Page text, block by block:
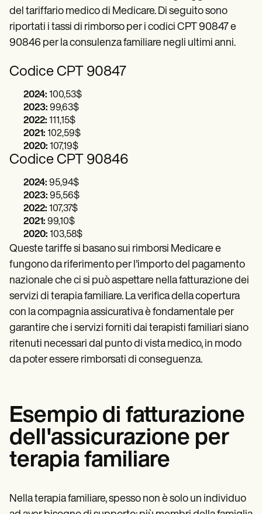
del tariffario medico di Medicare. Di seguito sono
riportati i tassi di rimborso per i codici CPT 90847 e
90846 per la consulenza familiare negli ultimi anni.
Codice CPT 90847
2024: 100,53$
2023: 99,63$
2022: 111,15$
2021: 102,59$
2020: 107,19$
Codice CPT 90846
2024: 95,94$
2023: 95,56$
2022: 107,37$
2021: 99,10$
2020: 103,58$
Queste tariffe si basano sui rimborsi Medicare e
fungono da riferimento per l'importo del pagamento
nazionale che ci si può aspettare nella fatturazione dei
servizi di terapia familiare. La verifica della copertura
con la compagnia assicurativa è fondamentale per
garantire che i servizi forniti dai terapisti familiari siano
ritenuti necessari dal punto di vista medico, in modo
da poter essere rimborsati di conseguenza.
Esempio di fatturazione
dell'assicurazione per
terapia familiare
Nella terapia familiare, spesso non è solo un individuo